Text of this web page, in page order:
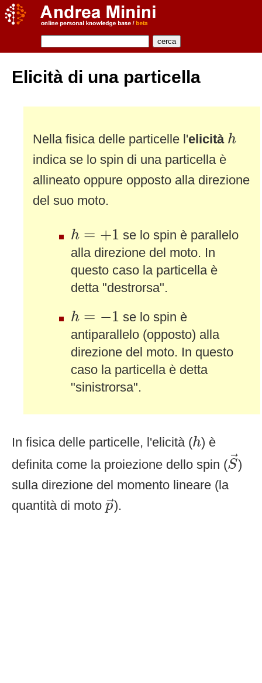
Elicità di una particella
Nella fisica delle particelle l'elicità h
h
indica se lo spin di una particella è
allineato oppure opposto alla direzione
del suo moto.
h = +1
h
se lo spin è parallelo
alla direzione del moto. In
questo caso la particella è
detta "destrorsa".
h = −1
h
se lo spin è
antiparallelo (opposto) alla
direzione del moto. In questo
caso la particella è detta
"sinistrorsa".
In fisica delle particelle, l'elicità (h
h) è
definita come la proiezione dello spin ( →
S
S
)
sulla direzione del momento lineare (la
quantità di moto →
p
p→
).